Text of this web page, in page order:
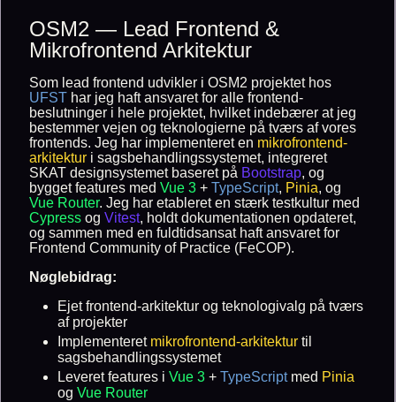
OSM2 — Lead Frontend &
Mikrofrontend Arkitektur
Som lead frontend udvikler i OSM2 projektet hos
UFST har jeg haft ansvaret for alle frontend-
beslutninger i hele projektet, hvilket indebærer at jeg
bestemmer vejen og teknologierne på tværs af vores
frontends. Jeg har implementeret en mikrofrontend-
arkitektur i sagsbehandlingssystemet, integreret
SKAT designsystemet baseret på Bootstrap, og
bygget features med Vue 3 + TypeScript, Pinia, og
Vue Router. Jeg har etableret en stærk testkultur med
Cypress og Vitest, holdt dokumentationen opdateret,
og sammen med en fuldtidsansat haft ansvaret for
Frontend Community of Practice (FeCOP).
Nøglebidrag:
Ejet frontend-arkitektur og teknologivalg på tværs
af projekter
Implementeret mikrofrontend-arkitektur til
sagsbehandlingssystemet
Leveret features i Vue 3 + TypeScriptmed Pinia
og Vue Router